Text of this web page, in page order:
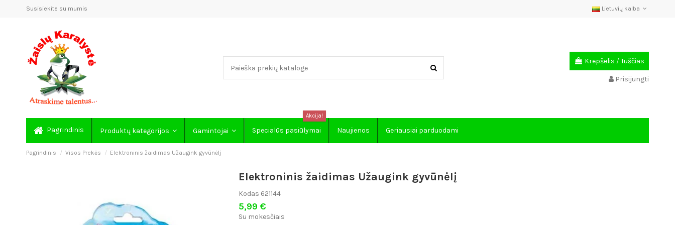
Susisiekite su mumis Lietuvių kalba
Krepšelis /Tuščias
Prisijungti
Pagrindinis Produktų kategorijos Gamintojai Specialūs pasiūlymai
Akcija!
Naujienos Geriausiai parduodami
Pagrindinis Visos Prekės Elektroninis žaidimas Užaugink gyvūnėlį
Elektroninis žaidimas Užaugink gyvūnėlį
Kodas 621144
5,99 €
Su mokesčiais